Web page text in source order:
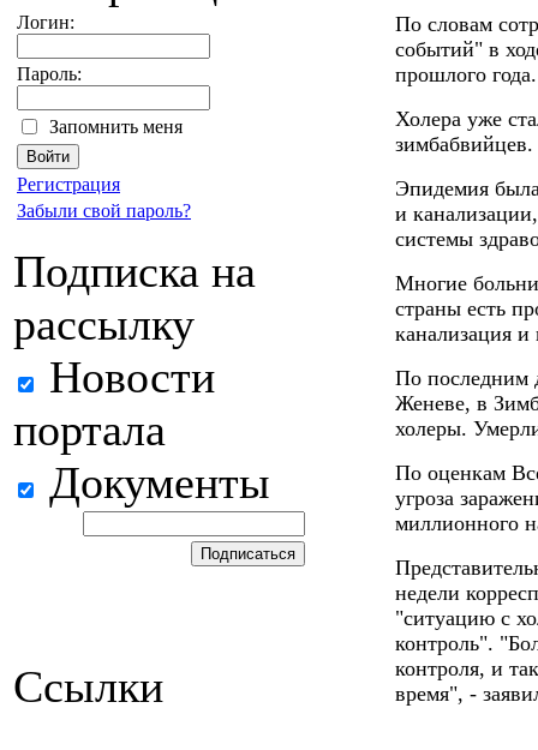
Логин:
Пароль:
Запомнить меня
Регистрация
Забыли свой пароль?
Подписка на
рассылку
Новости
портала
Документы
Ссылки
По словам
событий" в
прошлого года.
Холера уже
зимбабвийцев.
Эпидемия
и
системы
Многие
страны есть
канализация и
По последним
Женеве, в
холеры.
По оценкам
угроза
миллионного
недели
"ситуацию с
контроль".
контроля, и
время", -